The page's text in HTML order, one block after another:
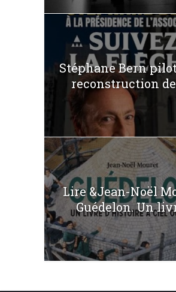
Stéphane Bern
reconstruction de
Lire &Jean-Noël
Guédelon. Un